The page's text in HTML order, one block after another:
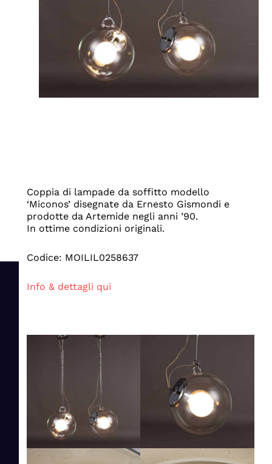
Coppia di lampade da soffitto modello
‘Miconos’ disegnate da Ernesto Gismondi e
prodotte da Artemide negli anni ’90.
In ottime condizioni originali.
Codice: MOILIL0258637
Info & dettagli qui